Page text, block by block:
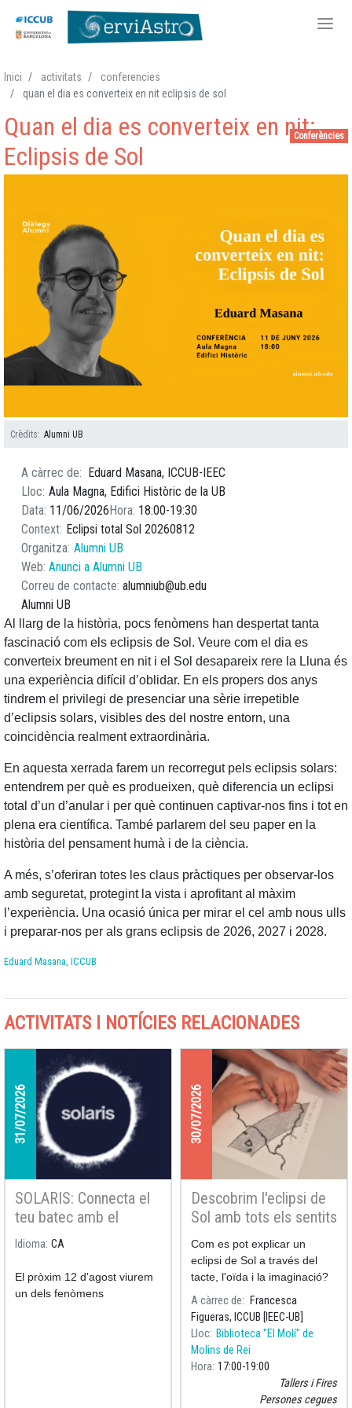
al
Inici activitats
conferencies
quan el dia es converteix en nit eclipsis de sol
Conferències
Quan el dia es converteix en nit:
Eclipsis de Sol
Crèdits Alumni UB
A càrrec de
Eduard Masana, ICCUB-IEEC
Lloc Aula Magna, Edifici Històric de la UB
Data 11/06/2026Hora 18:00 19:30
Context Eclipsi total Sol 20260812
Organitza Alumni UB
Web Anunci a Alumni UB
Correu de contacte alumniub@ub.edu
Alumni UB
Al llarg de la història, pocs fenòmens han despertat tanta
fascinació com els eclipsis de Sol. Veure com el dia es
converteix breument en nit i el Sol desapareix rere la Lluna és
una experiència difícil d’oblidar. En els propers dos anys
tindrem el privilegi de presenciar una sèrie irrepetible
d’eclipsis solars, visibles des del nostre entorn, una
coincidència realment extraordinària.
En aquesta xerrada farem un recorregut pels eclipsis solars:
entendrem per què es produeixen, què diferencia un eclipsi
total d’un d’anular i per què continuen captivar-nos fins i tot en
plena era científica. També parlarem del seu paper en la
història del pensament humà i de la ciència.
A més, s’oferiran totes les claus pràctiques per observar-los
amb seguretat, protegint la vista i aprofitant al màxim
l’experiència. Una ocasió única per mirar el cel amb nous ulls
i preparar-nos per als grans eclipsis de 2026, 2027 i 2028.
Eduard Masana, ICCUB
ACTIVITATS I NOTÍCIES RELACIONADES
31/07/2026
SOLARIS: Connecta el
teu batec amb el
cosmos i participa en
Idioma CA
El pròxim 12 d'agost viurem
un dels fenòmens
30/07/2026
Descobrim l'eclipsi de
Sol amb tots els sentits
Com es pot explicar un
eclipsi de Sol a través del
tacte, l'oïda i la imaginació?
A càrrec de
Francesca
Figueras, ICCUB [IEEC-UB]
Lloc Biblioteca "El Molí" de
Molins de Rei
Hora 17:00 19:00
Tallers i Fires
Persones cegues